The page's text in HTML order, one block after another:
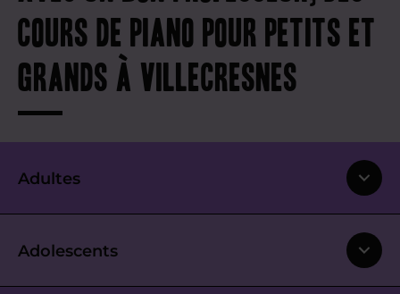
cours de piano pour petits et
grands à Villecresnes
Adultes
Adolescents